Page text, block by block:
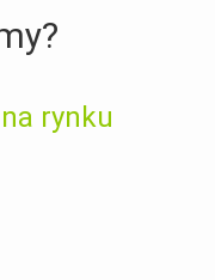
rynku